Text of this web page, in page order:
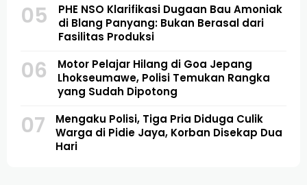
05
PHE NSO Klarifikasi Dugaan Bau Amoniak
di Blang Panyang: Bukan Berasal dari
Fasilitas Produksi
06
Motor Pelajar Hilang di Goa Jepang
Lhokseumawe, Polisi Temukan Rangka
yang Sudah Dipotong
07
Mengaku Polisi, Tiga Pria Diduga Culik
Warga di Pidie Jaya, Korban Disekap Dua
Hari